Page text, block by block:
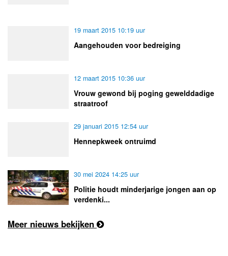
19 maart 2015 10:19 uur
Aangehouden voor bedreiging
12 maart 2015 10:36 uur
Vrouw gewond bij poging gewelddadige
straatroof
29 januari 2015 12:54 uur
Hennepkweek ontruimd
30 mei 2024 14:25 uur
Politie houdt minderjarige jongen aan op
verdenki...
Meer nieuws bekijken